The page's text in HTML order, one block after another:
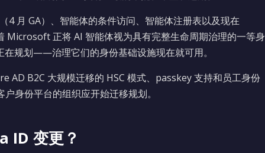
4 月 GA）、智能体的条件访问、智能体注册表以及现在
正将 AI 智能体视为具有完整生命周期治理的一等身
规划——治理它们的身份基础设施现在就可用。
AD B2C 大规模迁移的 HSC 模式、passkey 支持和员工身份
身份平台的组织应开始迁移规划。
ID 变更？